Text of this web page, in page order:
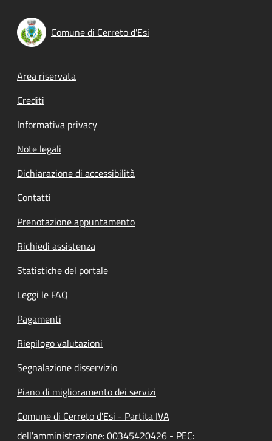
Comune di Cerreto d'Esi
Footer menu
Area riservata
Crediti
Informativa privacy
Note legali
Dichiarazione di accessibilità
Contatti
Prenotazione appuntamento
Richiedi assistenza
Statistiche del portale
Leggi le FAQ
Pagamenti
Riepilogo valutazioni
Segnalazione disservizio
Piano di miglioramento dei servizi
Comune di Cerreto d'Esi - Partita IVA
dell'amministrazione: 00345420426 - PEC: